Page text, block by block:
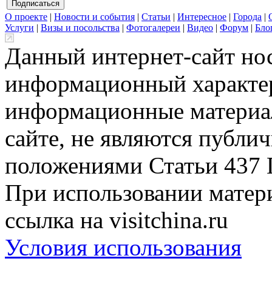
О проекте | Новости и события | Статьи | Интересное | Города |
Услуги | Визы и посольства | Фотогалереи | Видео | Форум |
Данный интернет-сайт
информационный
информационные
сайте, не являются
положениями Статьи 437
При использовании
ссылка на visitchina.ru
Условия использования